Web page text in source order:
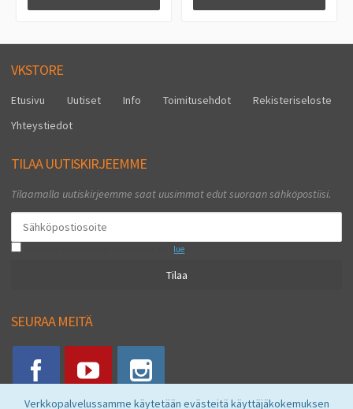
Verkkopalvelussamme käytetään evästeitä käyttäjäkokemuksen
VKSTORE
Etusivu Uutiset Info Toimitusehdot
Rekisteriseloste
Yhteystiedot
TILAA UUTISKIRJEEMME
Tilaamalla uutiskirjeemme saat uusimmat edut suoraan sähköpostiisi.
lue
Tilaa
SEURAA MEITÄ